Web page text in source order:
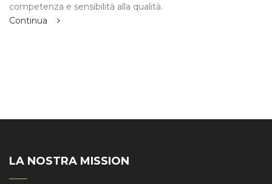
competenza e sensibilità alla qualità.
Continua
LA NOSTRA MISSION